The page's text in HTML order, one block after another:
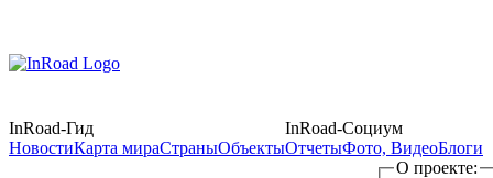
InRoad-Гид
InRoad-Социум
НовостиКарта мираСтраныОбъектыОтчетыФото, ВидеоБлоги
О проекте: